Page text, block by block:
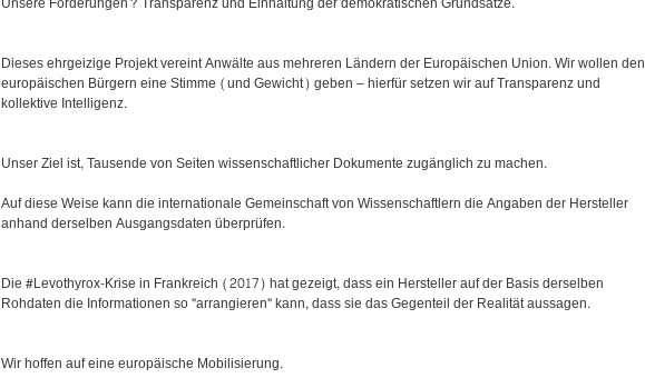
Dieses ehrgeizige Projekt vereint Anwälte aus mehreren Ländern der Europäischen Union. Wir wollen den
europäischen Bürgern eine Stimme (und Gewicht) geben – hierfür setzen wir auf Transparenz und
kollektive Intelligenz.
Unser Ziel ist, Tausende von Seiten wissenschaftlicher Dokumente zugänglich zu machen.
Auf diese Weise kann die internationale Gemeinschaft von Wissenschaftlern die Angaben der Hersteller
anhand derselben Ausgangsdaten überprüfen.
Die #Levothyrox-Krise in Frankreich (2017) hat gezeigt, dass ein Hersteller auf der Basis derselben
Rohdaten die Informationen so "arrangieren" kann, dass sie das Gegenteil der Realität aussagen.
Wir hoffen auf eine europäische Mobilisierung.